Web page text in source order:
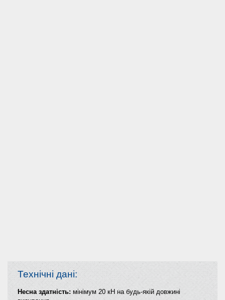
Технічні дані:
Несна здатність: мінімум 20 кН на будь-якій довжині